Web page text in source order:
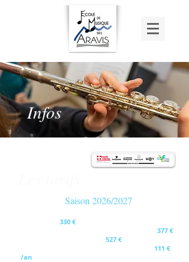
Infos
Saison 2026/2027
330 €
377 €
527 €
111 €
/an